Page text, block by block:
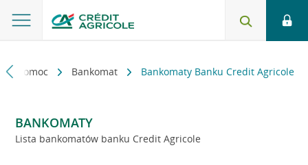
i pomoc Bankomat Bankomaty Banku Credit Agricole
BANKOMATY
Lista bankomatów banku Credit Agricole